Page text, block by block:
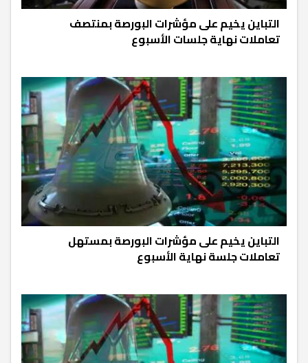
التباين يخيم على مؤشرات البورصة بمنتصف
تعاملات نهاية جلسات الأسبوع
التباين يخيم على مؤشرات البورصة بمستهل
تعاملات جلسة نهاية الأسبوع